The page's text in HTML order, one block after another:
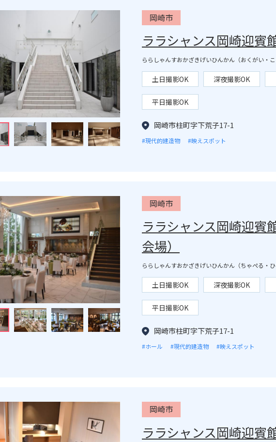
岡崎市
ララシャンス岡崎迎賓
ららしゃんすおかざきげいひんかん（おくがい・こ
土日撮影OK 深夜撮影OK
平日撮影OK
岡崎市柱町字下荒子17-1
#現代的建造物 #映えスポット
岡崎市
ララシャンス岡崎迎賓
会場）
ららしゃんすおかざきげいひんかん（ちゃぺる・ひ
土日撮影OK 深夜撮影OK
平日撮影OK
岡崎市柱町字下荒子17-1
#ホール #現代的建造物 #映えスポット
岡崎市
ララシャンス岡崎迎賓